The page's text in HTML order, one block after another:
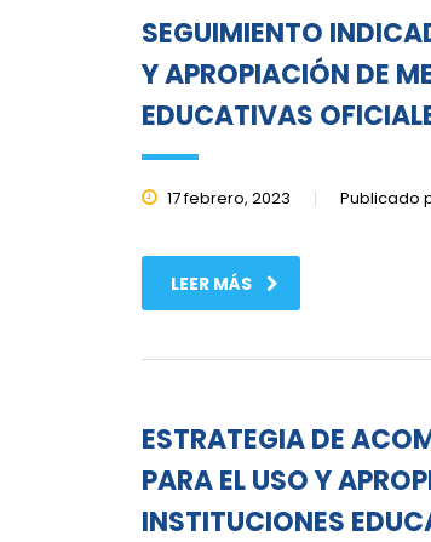
SEGUIMIENTO
Y APROPIACIÓN DE
EDUCATIVAS
17 febrero, 2023 Publicado
LEER MÁS
ESTRATEGIA DE
PARA EL USO Y
INSTITUCIONES